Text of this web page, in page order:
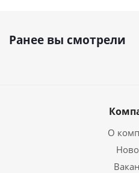
Ранее вы смотрели
О